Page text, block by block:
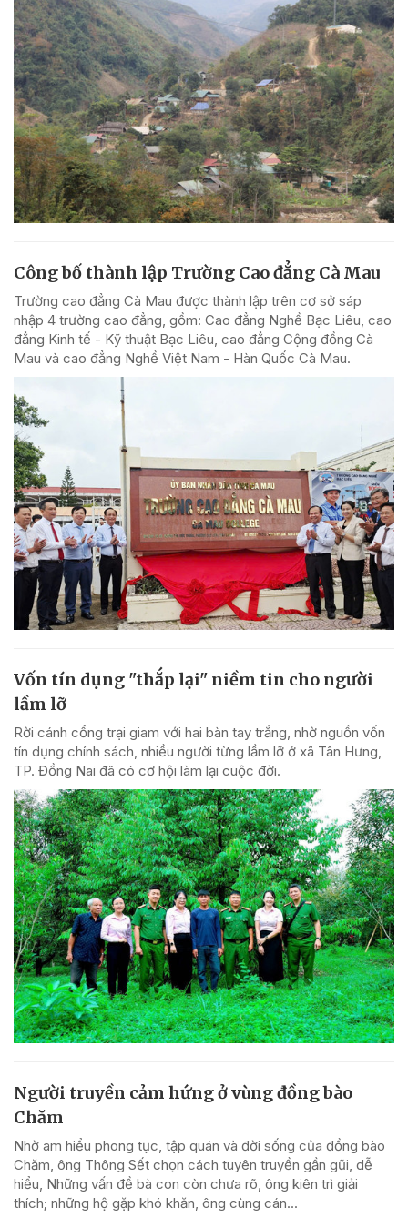
Công bố thành lập Trường Cao đẳng Cà Mau
Trường cao đẳng Cà Mau được thành lập trên cơ sở sáp
nhập 4 trường cao đẳng, gồm: Cao đẳng Nghề Bạc Liêu, cao
đẳng Kinh tế - Kỹ thuật Bạc Liêu, cao đẳng Cộng đồng Cà
Mau và cao đẳng Nghề Việt Nam - Hàn Quốc Cà Mau.
Vốn tín dụng "thắp lại" niềm tin cho người
lầm lỡ
Rời cánh cổng trại giam với hai bàn tay trắng, nhờ nguồn vốn
tín dụng chính sách, nhiều người từng lầm lỡ ở xã Tân Hưng,
TP. Đồng Nai đã có cơ hội làm lại cuộc đời.
Người truyền cảm hứng ở vùng đồng bào
Chăm
Nhờ am hiểu phong tục, tập quán và đời sống của đồng bào
Chăm, ông Thông Sết chọn cách tuyên truyền gần gũi, dễ
hiểu, Những vấn đề bà con còn chưa rõ, ông kiên trì giải
thích; những hộ gặp khó khăn, ông cùng cán...